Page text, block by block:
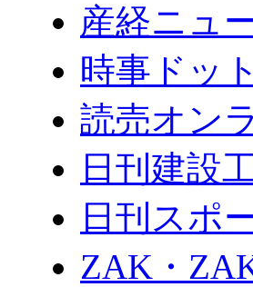
産経ニュ
時事ドッ
読売オン
日刊建設
日刊スポ
ZAK・